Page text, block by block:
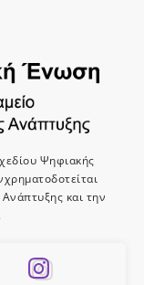
Ψηφιακής
και την